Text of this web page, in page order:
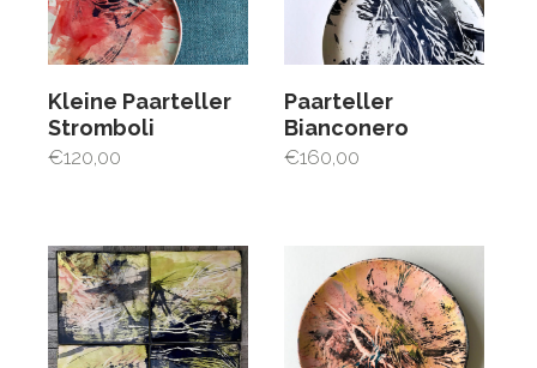
Kleine Paarteller
Stromboli
€120,00
Paarteller
Bianconero
€160,00